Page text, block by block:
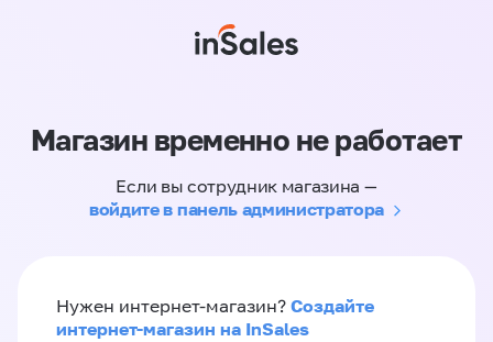
Магазин временно не работает
Если вы сотрудник магазина —
войдите в панель администратора
Нужен интернет-магазин? Создайте
интернет-магазин на InSales